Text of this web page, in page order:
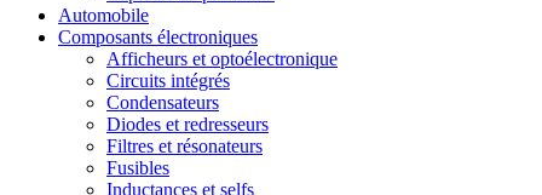
Automobile
Composants électroniques
Afficheurs et optoélectronique
Circuits intégrés
Condensateurs
Diodes et redresseurs
Filtres et résonateurs
Fusibles
Inductances et selfs